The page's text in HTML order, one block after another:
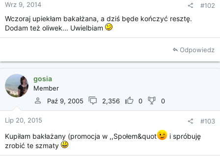
Wrz 9, 2014 #102
Wczoraj upiekłam bakałżana, a dziś będe kończyć resztę.
Dodam też oliwek... Uwielbiam
Odpowiedz
gosia
Member
Paź 9, 2005
2,356 0 0
Lip 20, 2015 #103
Kupiłam bakłażany (promocja w ,,Społem&quot
i spróbuję
zrobić te szmaty